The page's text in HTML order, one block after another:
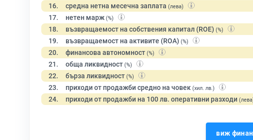
16. средна нетна месечна заплата (лева)
17. нетен марж (%)
18. възвращаемост на собствения капитал (ROE) (%)
19. възвращаемост на активите (ROA) (%)
20. финансова автономност (%)
21. обща ликвидност (%)
22. бърза ликвидност (%)
23. приходи от продажби средно на човек (хил. лв.)
24. приходи от продажби на 100 лв. оперативни разходи
виж